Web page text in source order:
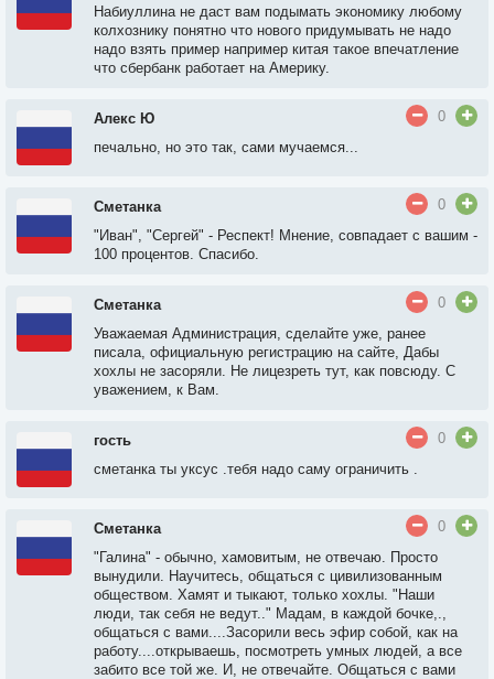
Набиуллина не даст вам подымать экономику любому
колхознику понятно что нового придумывать не надо
надо взять пример например китая такое впечатление
что сбербанк работает на Америку.
Алекс Ю
0
печально, но это так, сами мучаемся...
Сметанка
0
"Иван", "Сергей" - Респект! Мнение, совпадает с вашим -
100 процентов. Спасибо.
Сметанка
0
Уважаемая Администрация, сделайте уже, ранее
писала, официальную регистрацию на сайте, Дабы
хохлы не засоряли. Не лицезреть тут, как повсюду. С
уважением, к Вам.
гость
0
сметанка ты уксус .тебя надо саму ограничить .
Сметанка
0
"Галина" - обычно, хамовитым, не отвечаю. Просто
вынудили. Научитесь, общаться с цивилизованным
обществом. Хамят и тыкают, только хохлы. "Наши
люди, так себя не ведут.." Мадам, в каждой бочке,.,
общаться с вами....Засорили весь эфир собой, как на
работу....открываешь, посмотреть умных людей, а все
забито все той же. И, не отвечайте. Общаться с вами